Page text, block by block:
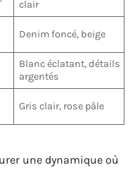
clair
Denim foncé, beige
Blanc éclatant, détails
argentés
Gris clair, rose pâle
une dynamique où